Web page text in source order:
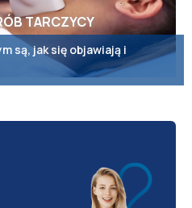
TARCZYCY
są, jak się objawiają i